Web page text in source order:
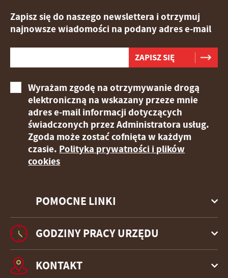
POMOCNE LINKI
Zapisz się do naszego newslettera i otrzymuj
najnowsze wiadomości na podany adres e-mail
Wyrażam zgodę na otrzymywanie drogą
elektroniczną na wskazany przeze mnie
adres e-mail informacji dotyczących
świadczonych przez Administratora usług.
Zgoda może zostać cofnięta w każdym
czasie. Polityka prywatności i plików
cookies
GODZINY PRACY URZĘDU
KONTAKT